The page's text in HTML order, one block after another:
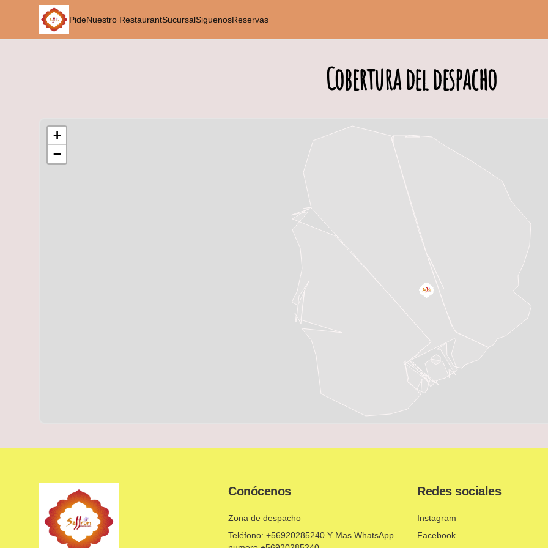
PideNuestro RestaurantSucursalSiguenosReservas
Cobertura del despacho
+
−
Conócenos
Zona de despacho
Teléfono: +56920285240 Y Mas WhatsApp
Redes sociales
Instagram
Facebook